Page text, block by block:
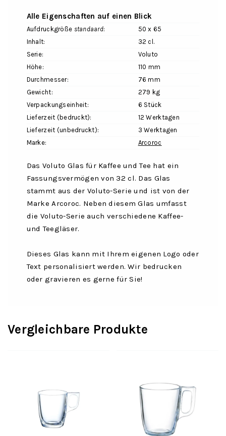
Alle Eigenschaften auf einen Blick
Aufdruckgröße standaard:
50 x 65
Inhalt:
32 cl.
Serie:
Voluto
Höhe:
110 mm
Durchmesser:
76 mm
Gewicht:
279 kg
Verpackungseinheit:
6 Stück
Lieferzeit (bedruckt):
12 Werktagen
Lieferzeit (unbedruckt):
3 Werktagen
Marke:
Arcoroc
Das Voluto Glas für Kaffee und Tee hat ein
Fassungsvermögen von 32 cl. Das Glas
stammt aus der Voluto-Serie und ist von der
Marke Arcoroc. Neben diesem Glas umfasst
die Voluto-Serie auch verschiedene Kaffee-
und Teegläser.
Dieses Glas kann mit Ihrem eigenen Logo oder
Text personalisiert werden. Wir bedrucken
oder gravieren es gerne für Sie!
Vergleichbare Produkte